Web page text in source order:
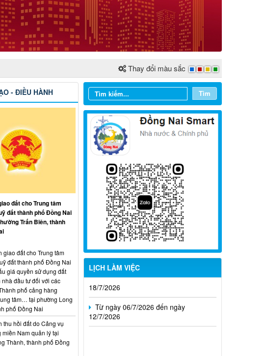
Thay đổi màu sắc
Tìm
LỊCH LÀM VIỆC
Từ ngày 03/8/2026 đến ngày
09/8/2026
Từ ngày 27/7/2026 đến ngày
02/8/2026
Từ ngày 20/7/2026 đến ngày
26/7/2026
Từ ngày 13/7/2026 đến ngày
18/7/2026
Từ ngày 06/7/2026 đến ngày
12/7/2026
- ĐIỀU HÀNH
đất cho Trung tâm
đất thành phố Đồng Nai
Trấn Biên, thành
giao đất cho Trung tâm
đất thành phố Đồng Nai
giá quyền sử dụng đất
đầu tư đối với các
phố cảng hàng
tâm… tại phường Long
phố Đồng Nai
thu hồi đất do Cảng vụ
miền Nam quản lý tại
Thành, thành phố Đồng